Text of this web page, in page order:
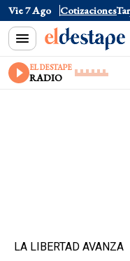
Vie 7 Ago Cotizaciones
$1520 Dólar Tarjeta
EL DESTAPE
RADIO
LA LIBERTAD AVANZA